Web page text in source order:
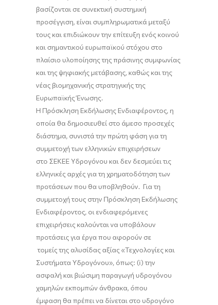
βασίζονται σε συνεκτική συστημική
προσέγγιση, είναι συμπληρωματικά μεταξύ
τους και επιδιώκουν την επίτευξη ενός κοινού
και σημαντικού ευρωπαϊκού στόχου στο
πλαίσιο υλοποίησης της πράσινης συμφωνίας
και της ψηφιακής μετάβασης, καθώς και της
νέας βιομηχανικής στρατηγικής της
Ευρωπαϊκής Ένωσης.
Η Πρόσκληση Εκδήλωσης Ενδιαφέροντος, η
οποία θα δημοσιευθεί στο άμεσο προσεχές
διάστημα, συνιστά την πρώτη φάση για τη
συμμετοχή των ελληνικών επιχειρήσεων
στο ΣΕΚΕΕ Υδρογόνου και δεν δεσμεύει τις
ελληνικές αρχές για τη χρηματοδότηση των
προτάσεων που θα υποβληθούν. Για τη
συμμετοχή τους στην Πρόσκληση Εκδήλωσης
Ενδιαφέροντος, οι ενδιαφερόμενες
επιχειρήσεις καλούνται να υποβάλουν
προτάσεις για έργα που αφορούν σε
τομείς της αλυσίδας αξίας «Τεχνολογίες και
Συστήματα Υδρογόνου», όπως: (i) την
ασφαλή και βιώσιμη παραγωγή υδρογόνου
χαμηλών εκπομπών άνθρακα, όπου
έμφαση θα πρέπει να δίνεται στο υδρογόνο